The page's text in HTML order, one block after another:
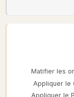
Matifier les
Appliquer le
Appliquer le